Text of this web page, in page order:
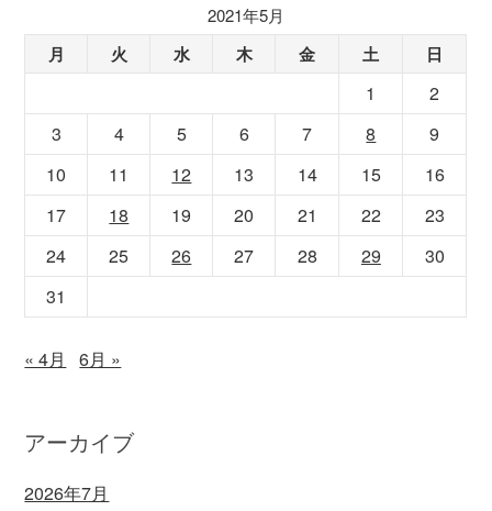
2021年5月
月 火 水 木 金 土 日
1
2
3
4 5 6 7 8
9
10
11 12 13 14 15
16
17
18 19 20 21 22
23
24
25 26 27 28 29
30
31
« 4月 6月 »
アーカイブ
2026年7月